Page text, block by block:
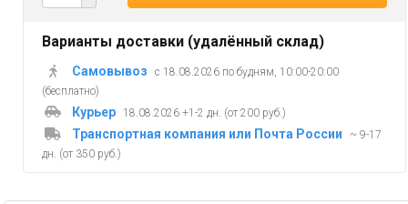
Варианты доставки (удалённый склад)
Самовывоз
с 18.08.2026 по будням, 10:00-20:00
(бесплатно)
Курьер 18.08.2026 +1-2 дн. (от 200 руб.)
Транспортная компания или Почта России
~ 9-17
дн. (от 350 руб.)